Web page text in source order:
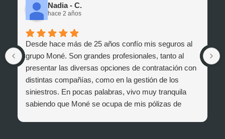
Nadia - C.
hace 2 años
Desde hace más de 25 años confío mis seguros al
grupo Moné. Son grandes profesionales, tanto al
presentar las diversas opciones de contratación con
distintas compañías, como en la gestión de los
siniestros. En pocas palabras, vivo muy tranquila
sabiendo que Moné se ocupa de mis pólizas de